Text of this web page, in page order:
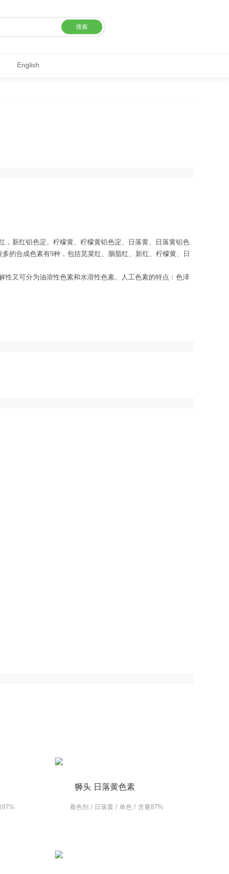
搜索
English
，新红铝色淀。柠檬黄、柠檬黄铝色淀、日落黄、日落黄铝色
的合成色素有9种，包括苋菜红、胭脂红、新红、柠檬黄、日
又可分为油溶性色素和水溶性色素。人工色素的特点：色泽
狮头 日落黄色素
着色剂 / 日落黄 / 单色 / 含量87%